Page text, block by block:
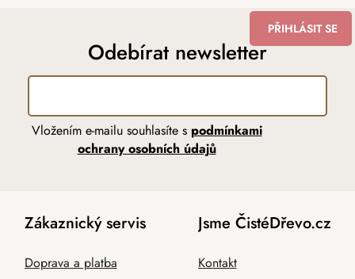
Odebírat newsletter
Vložením e-mailu souhlasíte s podmínkami
ochrany osobních údajů
PŘIHLÁSIT SE
Zákaznický servis
Doprava a platba
Jsme ČistéDřevo.cz
Kontakt